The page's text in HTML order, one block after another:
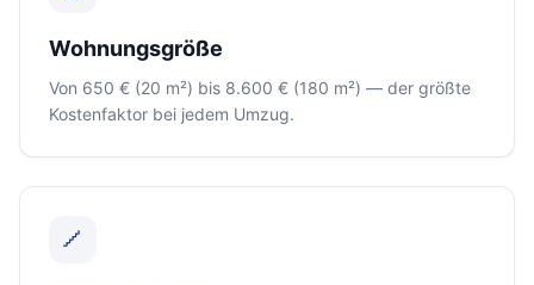
Wohnungsgröße
Von 650 € (20 m²) bis 8.600 € (180 m²) — der größte
Kostenfaktor bei jedem Umzug.